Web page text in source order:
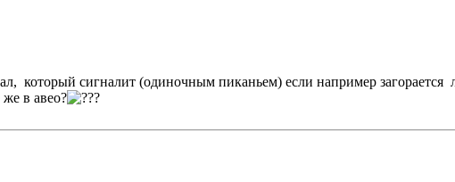
который сигналит (одиночным пиканьем) если например загорается
в авео?